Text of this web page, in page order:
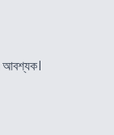
আবশ্যক।